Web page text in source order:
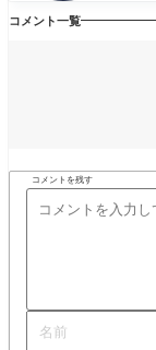
コメント一覧
コメントを残す